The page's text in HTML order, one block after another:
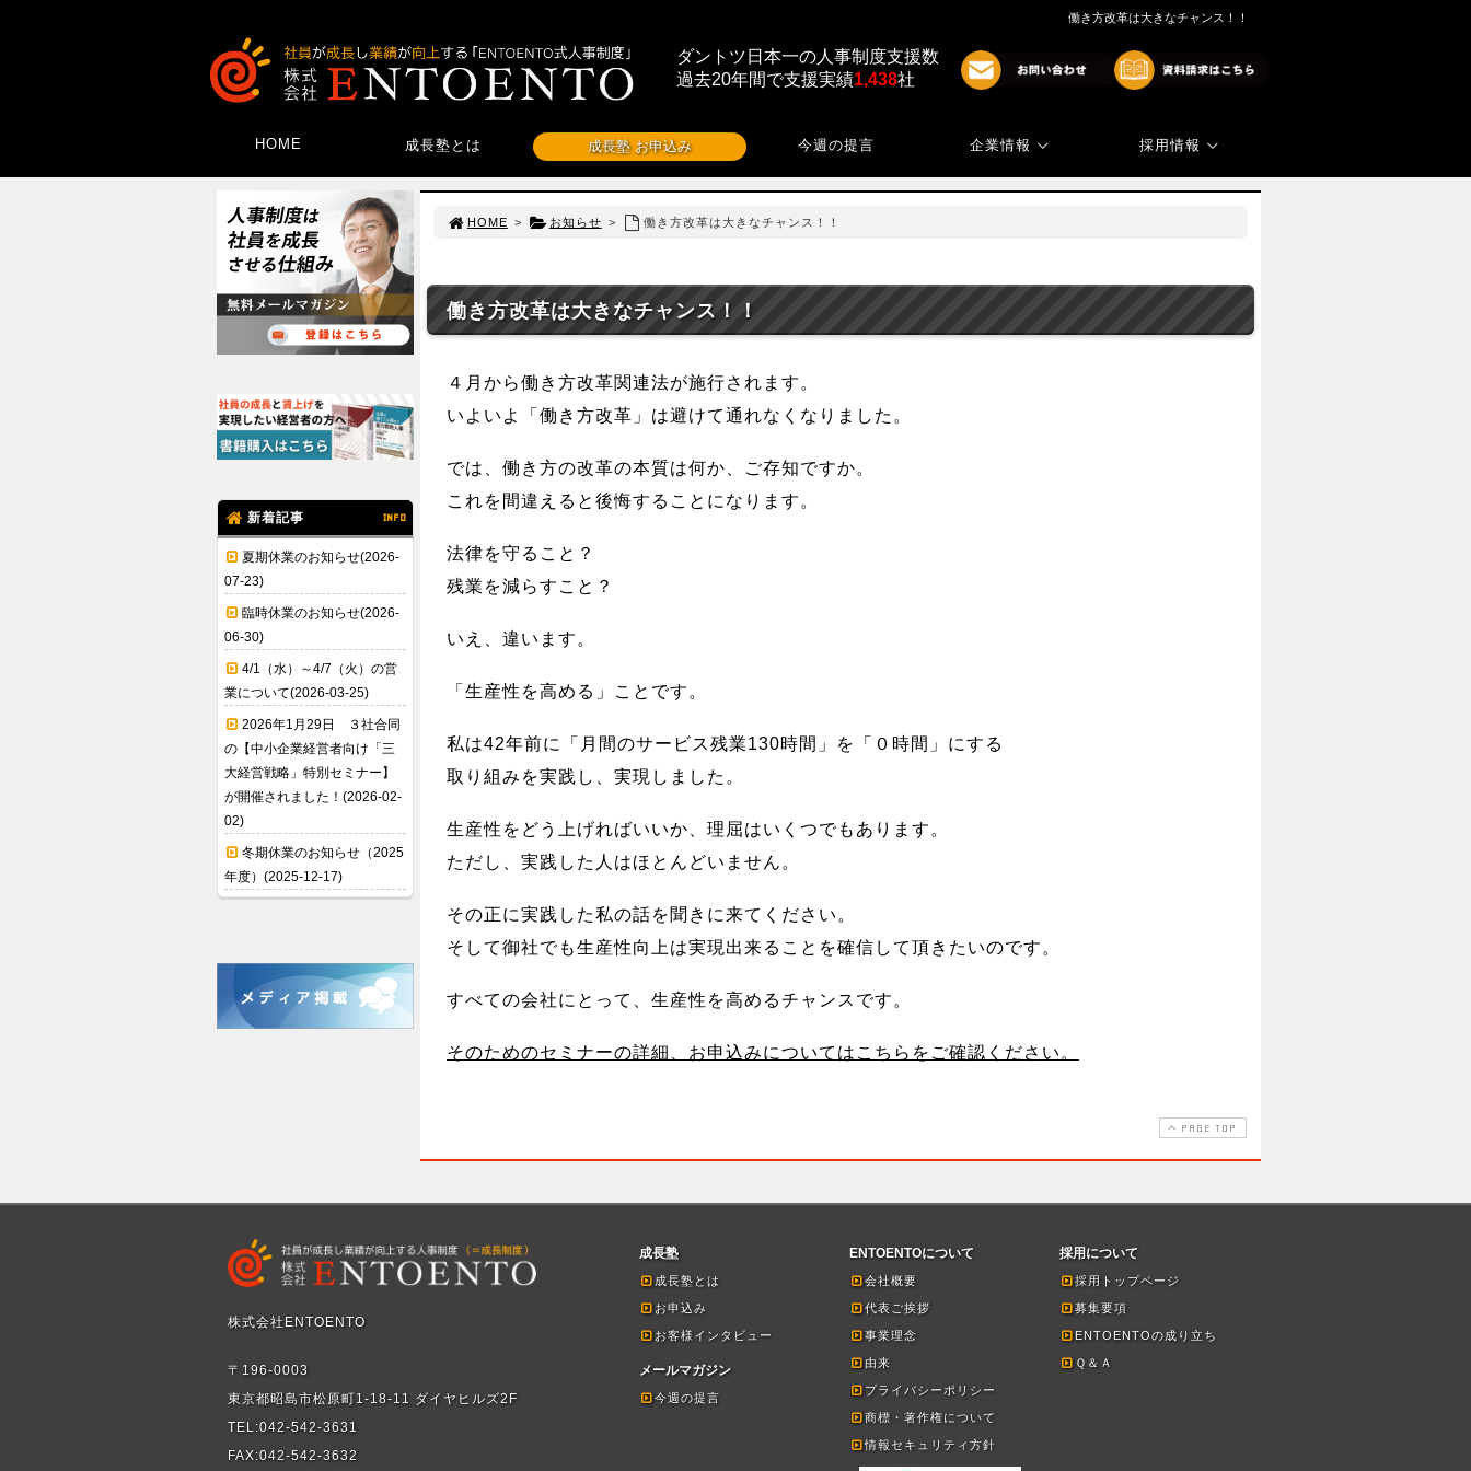
働き方改革は大きなチャンス！！
ダントツ日本一の人事制度支援数
過去20年間で支援実績1,438社
HOME 成長塾とは 成長塾 お申込み 今週の提言 企業情報 採用情報
HOME > お知らせ > 働き方改革は大きなチャンス！！
働き方改革は大きなチャンス！！
４月から働き方改革関連法が施行されます。
いよいよ「働き方改革」は避けて通れなくなりました。
では、働き方の改革の本質は何か、ご存知ですか。
これを間違えると後悔することになります。
法律を守ること？
残業を減らすこと？
いえ、違います。
「生産性を高める」ことです。
私は42年前に「月間のサービス残業130時間」を「０時間」にする
取り組みを実践し、実現しました。
生産性をどう上げればいいか、理屈はいくつでもあります。
ただし、実践した人はほとんどいません。
その正に実践した私の話を聞きに来てください。
そして御社でも生産性向上は実現出来ることを確信して頂きたいのです。
すべての会社にとって、生産性を高めるチャンスです。
そのためのセミナーの詳細、お申込みについてはこちらをご確認ください。
PAGE TOP
新着記事 INFO
夏期休業のお知らせ(2026-
07-23)
臨時休業のお知らせ(2026-
06-30)
4/1（水）～4/7（火）の営
業について(2026-03-25)
2026年1月29日 ３社合同
の【中小企業経営者向け「三
大経営戦略」特別セミナー】
が開催されました！(2026-02-
02)
冬期休業のお知らせ（2025
年度）(2025-12-17)
株式会社ENTOENTO
〒196-0003
東京都昭島市松原町1-18-11 ダイヤヒルズ2F
TEL:042-542-3631
FAX:042-542-3632
成長塾
成長塾とは
お申込み
お客様インタビュー
メールマガジン
今週の提言
ENTOENTOについて
会社概要
代表ご挨拶
事業理念
由来
プライバシーポリシー
商標・著作権について
情報セキュリティ方針
採用について
採用トップページ
募集要項
ENTOENTOの成り立ち
Ｑ＆Ａ